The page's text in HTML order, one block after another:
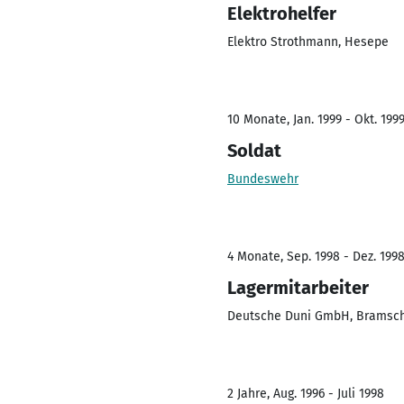
Elektrohelfer
Elektro Strothmann, Hesepe
10 Monate, Jan. 1999 - Okt. 1999
Soldat
Bundeswehr
4 Monate, Sep. 1998 - Dez. 1998
Lagermitarbeiter
Deutsche Duni GmbH,
2 Jahre, Aug. 1996 - Juli 1998